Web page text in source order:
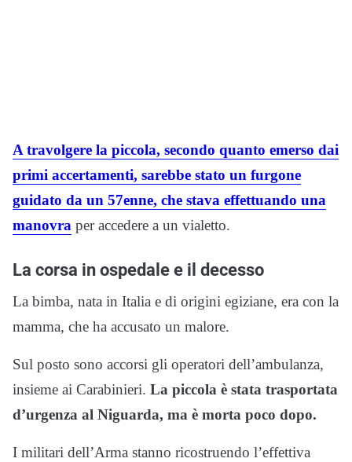
A travolgere la piccola, secondo quanto emerso dai
primi accertamenti, sarebbe stato un furgone
guidato da un 57enne, che stava effettuando una
manovra per accedere a un vialetto.
La corsa in ospedale e il decesso
La bimba, nata in Italia e di origini egiziane, era con la
mamma, che ha accusato un malore.
Sul posto sono accorsi gli operatori dell’ambulanza,
insieme ai Carabinieri. La piccola è stata trasportata
d’urgenza al Niguarda, ma è morta poco dopo.
I militari dell’Arma stanno ricostruendo l’effettiva